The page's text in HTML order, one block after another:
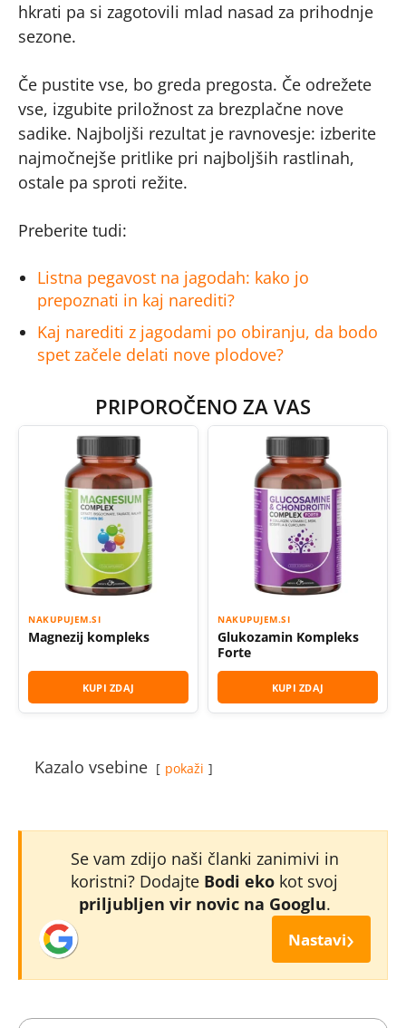
hkrati pa si zagotovili mlad nasad za prihodnje
sezone.
Če pustite vse, bo greda pregosta. Če odrežete
vse, izgubite priložnost za brezplačne nove
sadike. Najboljši rezultat je ravnovesje: izberite
najmočnejše pritlike pri najboljših rastlinah,
ostale pa sproti režite.
Preberite tudi:
Listna pegavost na jagodah: kako jo
prepoznati in kaj narediti?
Kaj narediti z jagodami po obiranju, da bodo
spet začele delati nove plodove?
PRIPOROČENO ZA VAS
NAKUPUJEM.SI
Magnezij kompleks
KUPI ZDAJ
NAKUPUJEM.SI
Glukozamin Kompleks
Forte
KUPI ZDAJ
Kazalo vsebine pokaži
Se vam zdijo naši članki zanimivi in
koristni? Dodajte Bodi eko kot svoj
priljubljen vir novic na Googlu.
Nastavi›